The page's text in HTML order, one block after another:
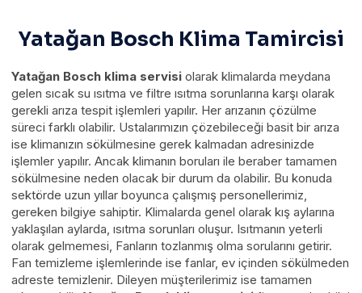
Yatağan Bosch Klima Tamircisi
Yatağan Bosch klima servisi olarak klimalarda meydana
gelen sıcak su ısıtma ve filtre ısıtma sorunlarına karşı olarak
gerekli arıza tespit işlemleri yapılır. Her arızanın çözülme
süreci farklı olabilir. Ustalarımızın çözebileceği basit bir arıza
ise klimanızın sökülmesine gerek kalmadan adresinizde
işlemler yapılır. Ancak klimanın boruları ile beraber tamamen
sökülmesine neden olacak bir durum da olabilir. Bu konuda
sektörde uzun yıllar boyunca çalışmış personellerimiz,
gereken bilgiye sahiptir. Klimalarda genel olarak kış aylarına
yaklaşılan aylarda, ısıtma sorunları oluşur. Isıtmanın yeterli
olarak gelmemesi, Fanların tozlanmış olma sorularını getirir.
Fan temizleme işlemlerinde ise fanlar, ev içinden sökülmeden
adreste temizlenir. Dileyen müşterilerimiz ise tamamen